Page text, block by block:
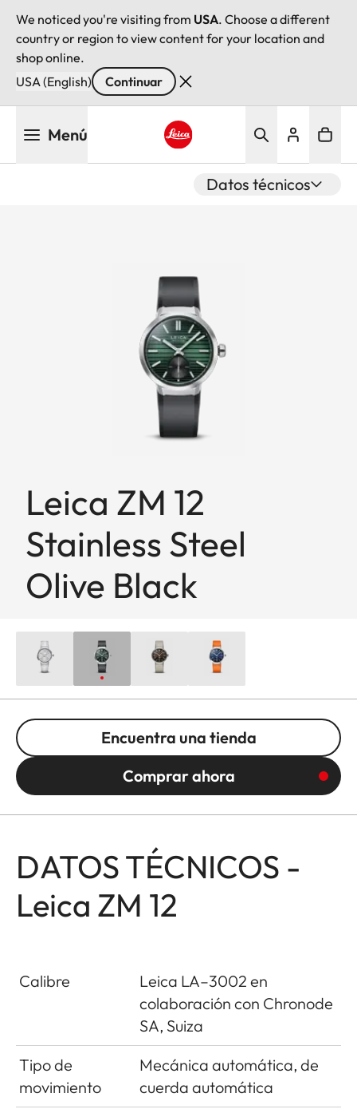
We noticed you're visiting from USA. Choose a different
country or region to view content for your location and
shop online.
USA (English)
Continuar
Menú
Datos técnicos
Leica ZM 12
Stainless Steel
Olive Black
Encuentra una tienda
Comprar ahora
DATOS TÉCNICOS -
Leica ZM 12
Calibre
Leica LA–3002 en
colaboración con Chronode
SA, Suiza
Tipo de
movimiento
Mecánica automática, de
cuerda automática